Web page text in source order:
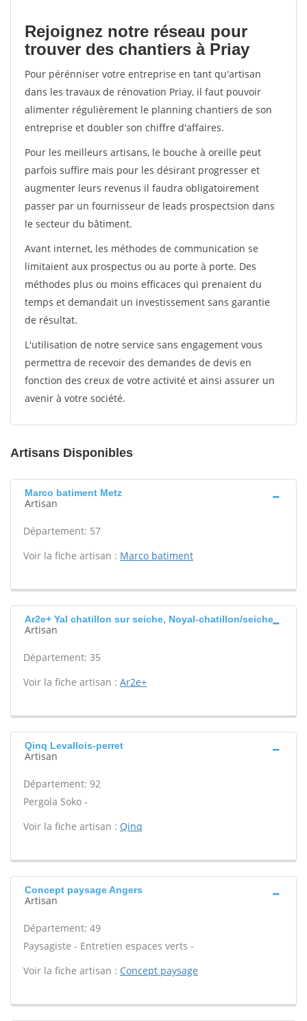
Rejoignez notre réseau pour
trouver des chantiers à Priay
Pour pérénniser votre entreprise en tant qu'artisan
dans les travaux de rénovation Priay, il faut pouvoir
alimenter régulièrement le planning chantiers de son
entreprise et doubler son chiffre d'affaires.
Pour les meilleurs artisans, le bouche à oreille peut
parfois suffire mais pour les désirant progresser et
augmenter leurs revenus il faudra obligatoirement
passer par un fournisseur de leads prospectsion dans
le secteur du bâtiment.
Avant internet, les méthodes de communication se
limitaient aux prospectus ou au porte à porte. Des
méthodes plus ou moins efficaces qui prenaient du
temps et demandait un investissement sans garantie
de résultat.
L'utilisation de notre service sans engagement vous
permettra de recevoir des demandes de devis en
fonction des creux de votre activité et ainsi assurer un
avenir à votre société.
Artisans Disponibles
Marco batiment Metz
Artisan
Département: 57
Voir la fiche artisan : Marco batiment
Ar2e+ Yal chatillon sur seiche, Noyal-chatillon/seiche
Artisan
Département: 35
Voir la fiche artisan : Ar2e+
Qinq Levallois-perret
Artisan
Département: 92
Pergola Soko -
Voir la fiche artisan : Qinq
Concept paysage Angers
Artisan
Département: 49
Paysagiste - Entretien espaces verts -
Voir la fiche artisan : Concept paysage